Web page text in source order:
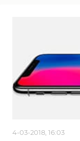
4-03-2018, 16:03